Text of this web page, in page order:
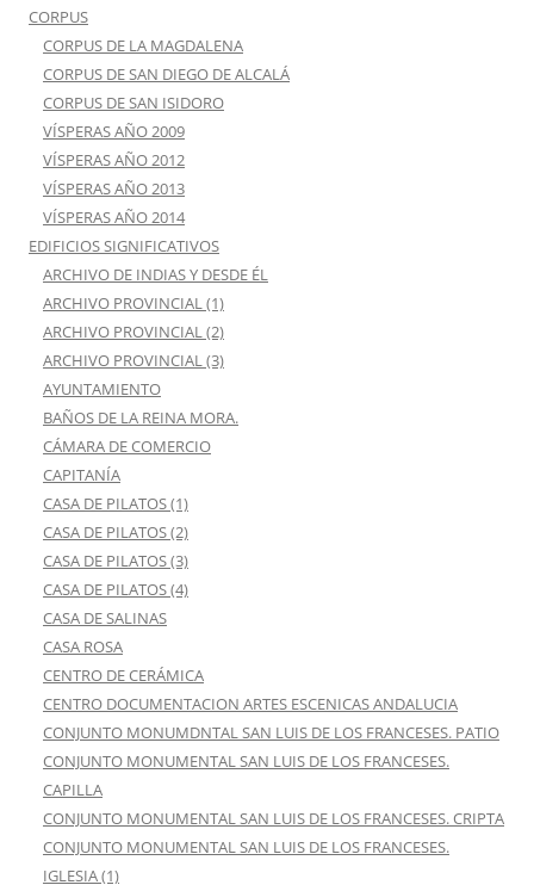
CORPUS
CORPUS DE LA MAGDALENA
CORPUS DE SAN DIEGO DE ALCALÁ
CORPUS DE SAN ISIDORO
VÍSPERAS AÑO 2009
VÍSPERAS AÑO 2012
VÍSPERAS AÑO 2013
VÍSPERAS AÑO 2014
EDIFICIOS SIGNIFICATIVOS
ARCHIVO DE INDIAS Y DESDE ÉL
ARCHIVO PROVINCIAL (1)
ARCHIVO PROVINCIAL (2)
ARCHIVO PROVINCIAL (3)
AYUNTAMIENTO
BAÑOS DE LA REINA MORA.
CÁMARA DE COMERCIO
CAPITANÍA
CASA DE PILATOS (1)
CASA DE PILATOS (2)
CASA DE PILATOS (3)
CASA DE PILATOS (4)
CASA DE SALINAS
CASA ROSA
CENTRO DE CERÁMICA
CENTRO DOCUMENTACION ARTES ESCENICAS ANDALUCIA
CONJUNTO MONUMDNTAL SAN LUIS DE LOS FRANCESES. PATIO
CONJUNTO MONUMENTAL SAN LUIS DE LOS FRANCESES.
CAPILLA
CONJUNTO MONUMENTAL SAN LUIS DE LOS FRANCESES. CRIPTA
CONJUNTO MONUMENTAL SAN LUIS DE LOS FRANCESES.
IGLESIA (1)